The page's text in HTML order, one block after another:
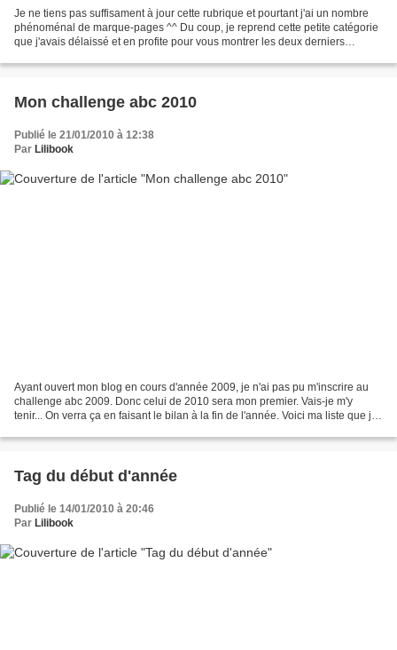
Je ne tiens pas suffisament à jour cette rubrique et pourtant j'ai un nombre
phénoménal de marque-pages ^^ Du coup, je reprend cette petite catégorie
que j'avais délaissé et en profite pour vous montrer les deux derniers
Mon challenge abc 2010
Publié le 21/01/2010 à 12:38
Par Lilibook
Ayant ouvert mon blog en cours d'année 2009, je n'ai pas pu m'inscrire au
challenge abc 2009. Donc celui de 2010 sera mon premier. Vais-je m'y
tenir... On verra ça en faisant le bilan à la fin de l'année. Voici ma liste que j'ai
Tag du début d'année
Publié le 14/01/2010 à 20:46
Par Lilibook